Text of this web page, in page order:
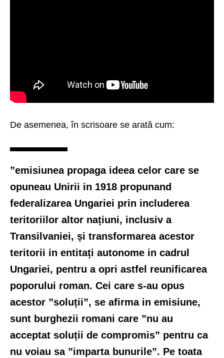
De asemenea, în scrisoare se arată cum:
”emisiunea propaga ideea celor care se
opuneau Unirii in 1918 propunand
federalizarea Ungariei prin includerea
teritoriilor altor națiuni, inclusiv a
Transilvaniei, și transformarea acestor
teritorii in entitați autonome in cadrul
Ungariei, pentru a opri astfel reunificarea
poporului roman. Cei care s-au opus
acestor ”soluții”, se afirma in emisiune,
sunt burghezii romani care ”nu au
acceptat soluții de compromis” pentru ca
nu voiau sa ”imparta bunurile”. Pe toata